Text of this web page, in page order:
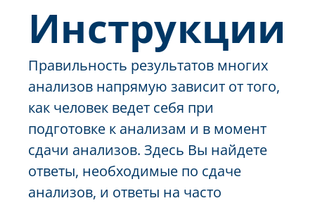
Инструкции
Правильность результатов многих
анализов напрямую зависит от того,
как человек ведет себя при
подготовке к анализам и в момент
сдачи анализов. Здесь Вы найдете
ответы, необходимые по сдаче
анализов, и ответы на часто